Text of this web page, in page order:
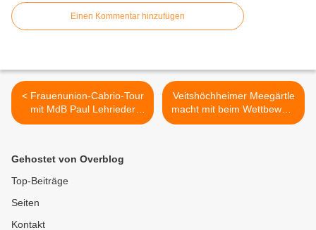
Einen Kommentar hinzufügen
< Frauenunion-Cabrio-Tour
mit MdB Paul Lehrieder
machte Eis-Halt in
Veitshöchheimer Meegärtle
macht mit beim Wettbewerb
Mein Lieblingsbiergarten -
Gehostet von Overblog
Top-Beiträge
Seiten
Kontakt